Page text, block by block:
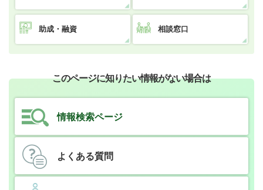
助成・融資 相談窓口
このページに知りたい情報がない場合は
情報検索ページ
よくある質問